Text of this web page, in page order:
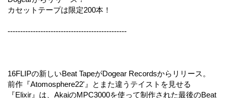
カセットテープは限定200本！
-----------------------------------------------
16FLIPの新しいBeat TapeがDogear Recordsからリリース。
前作『Atomosphere22'』とまた違うテイストを見せる
『Elixir』は、AkaiのMPC3000を使って制作された最後のBeat